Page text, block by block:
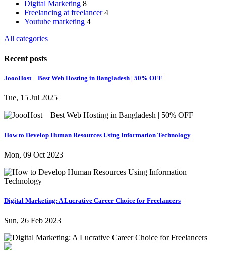
Digital Marketing 8
Freelancing at freelancer 4
Youtube marketing 4
All categories
Recent posts
JoooHost – Best Web Hosting in Bangladesh | 50% OFF
Tue, 15 Jul 2025
How to Develop Human Resources Using Information Technology
Mon, 09 Oct 2023
Digital Marketing: A Lucrative Career Choice for Freelancers
Sun, 26 Feb 2023